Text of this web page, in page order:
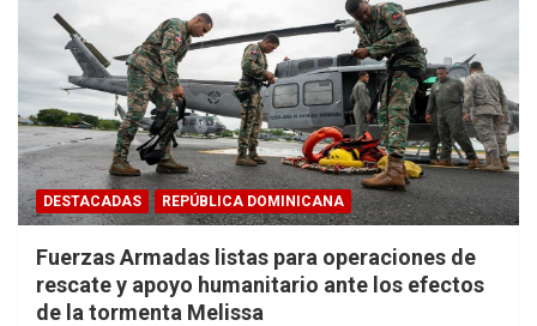
DESTACADAS REPÚBLICA DOMINICANA
Fuerzas Armadas listas para operaciones de
rescate y apoyo humanitario ante los efectos
de la tormenta Melissa